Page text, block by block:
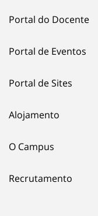
Portal do Docente
Portal de Eventos
Portal de Sites
Alojamento
O Campus
Recrutamento